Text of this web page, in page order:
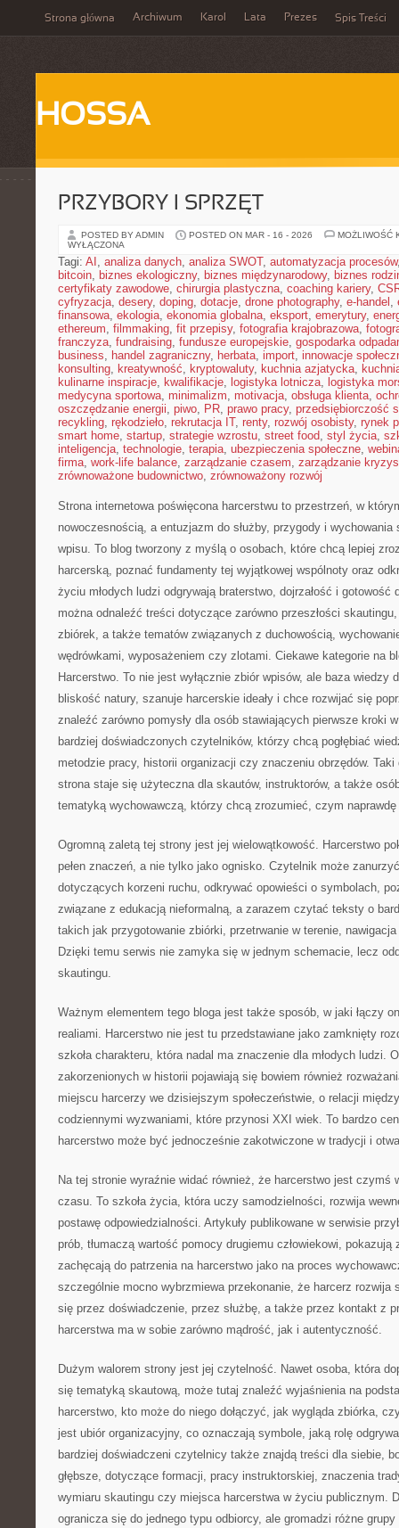
Strona główna Archiwum Karol Lata Prezes Spis Treści
HOSSA
PRZYBORY I SPRZĘT
POSTED BY ADMIN POSTED ON MAR - 16 - 2026
MOŻLIWOŚĆ
WYŁĄCZONA
Tagi: AI , analiza danych, analiza SWOT, automatyzacja procesów
bitcoin, biznes ekologiczny, biznes międzynarodowy, biznes
certyfikaty zawodowe, chirurgia plastyczna, coaching kariery,
cyfryzacja, desery, doping, dotacje, drone photography, e-handel ,
finansowa, ekologia, ekonomia globalna, eksport, emerytury,
ethereum, filmmaking, fit przepisy, fotografia krajobrazowa,
franczyza, fundraising, fundusze europejskie, gospodarka
business, handel zagraniczny, herbata, import, innowacje
konsulting, kreatywność, kryptowaluty, kuchnia azjatycka,
kulinarne inspiracje, kwalifikacje, logistyka lotnicza, logistyka
medycyna sportowa, minimalizm, motivacja, obsługa klienta,
oszczędzanie energii, piwo, PR, prawo pracy, przedsiębiorczość
recykling, rękodzieło, rekrutacja IT, renty, rozwój osobisty, rynek
smart home, startup, strategie wzrostu, street food, styl życia,
inteligencja, technologie, terapia, ubezpieczenia społeczne,
firma, work-life balance, zarządzanie czasem, zarządzanie
zrównoważone budownictwo, zrównoważony rozwój
Strona internetowa poświęcona harcerstwu to przestrzeń, w
nowoczesnością, a entuzjazm do służby, przygody i
wpisu. To blog tworzony z myślą o osobach, które chcą lepiej
harcerską, poznać fundamenty tej wyjątkowej wspólnoty oraz
życiu młodych ludzi odgrywają braterstwo, dojrzałość i gotowość
można odnaleźć treści dotyczące zarówno przeszłości
zbiórek, a także tematów związanych z duchowością,
wędrówkami, wyposażeniem czy zlotami. Ciekawe kategorie na
Harcerstwo. To nie jest wyłącznie zbiór wpisów, ale baza wiedzy
bliskość natury, szanuje harcerskie ideały i chce rozwijać się
znaleźć zarówno pomysły dla osób stawiających pierwsze kroki
bardziej doświadczonych czytelników, którzy chcą pogłębiać
metodzie pracy, historii organizacji czy znaczeniu obrzędów.
strona staje się użyteczna dla skautów, instruktorów, a także
tematyką wychowawczą, którzy chcą zrozumieć, czym
Ogromną zaletą tej strony jest jej wielowątkowość. Harcerstwo
pełen znaczeń, a nie tylko jako ognisko. Czytelnik może
dotyczących korzeni ruchu, odkrywać opowieści o symbolach,
związane z edukacją nieformalną, a zarazem czytać teksty o
takich jak przygotowanie zbiórki, przetrwanie w terenie,
Dzięki temu serwis nie zamyka się w jednym schemacie, lecz
skautingu.
Ważnym elementem tego bloga jest także sposób, w jaki łączy
realiami. Harcerstwo nie jest tu przedstawiane jako zamknięty
szkoła charakteru, która nadal ma znaczenie dla młodych ludzi.
zakorzenionych w historii pojawiają się bowiem również
miejscu harcerzy we dzisiejszym społeczeństwie, o relacji
codziennymi wyzwaniami, które przynosi XXI wiek. To bardzo
harcerstwo może być jednocześnie zakotwiczone w tradycji i
Na tej stronie wyraźnie widać również, że harcerstwo jest czymś
czasu. To szkoła życia, która uczy samodzielności, rozwija
postawę odpowiedzialności. Artykuły publikowane w serwisie
prób, tłumaczą wartość pomocy drugiemu człowiekowi, pokazują
zachęcają do patrzenia na harcerstwo jako na proces
szczególnie mocno wybrzmiewa przekonanie, że harcerz rozwija
się przez doświadczenie, przez służbę, a także przez kontakt z
harcerstwa ma w sobie zarówno mądrość, jak i autentyczność.
Dużym walorem strony jest jej czytelność. Nawet osoba, która
się tematyką skautową, może tutaj znaleźć wyjaśnienia na
harcerstwo, kto może do niego dołączyć, jak wygląda zbiórka,
jest ubiór organizacyjny, co oznaczają symbole, jaką rolę
bardziej doświadczeni czytelnicy także znajdą treści dla siebie,
głębsze, dotyczące formacji, pracy instruktorskiej, znaczenia
wymiaru skautingu czy miejsca harcerstwa w życiu publicznym.
ogranicza się do jednego typu odbiorcy, ale gromadzi różne